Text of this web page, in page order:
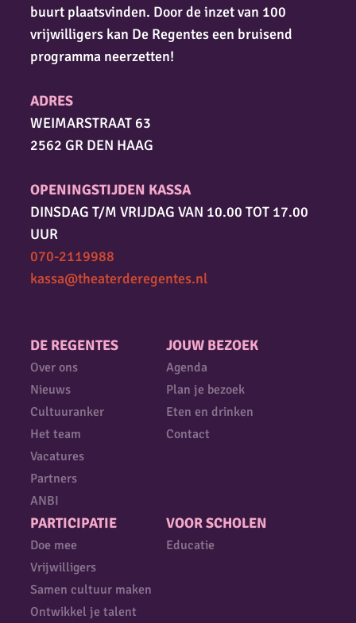
DE REGENTES
Over ons
Nieuws
Cultuuranker
Het team
Vacatures
Partners
ANBI
JOUW BEZOEK
Agenda
Plan je bezoek
Eten en drinken
Contact
PARTICIPATIE
Doe mee
Vrijwilligers
Samen cultuur maken
Ontwikkel je talent
VOOR SCHOLEN
Educatie
buurt plaatsvinden. Door de inzet van 100
vrijwilligers kan De Regentes een bruisend
programma neerzetten!
ADRES
WEIMARSTRAAT 63
2562 GR DEN HAAG
OPENINGSTIJDEN KASSA
DINSDAG T/M VRIJDAG VAN 10.00 TOT 17.00
UUR
070-2119988
kassa@theaterderegentes.nl